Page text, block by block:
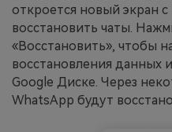
откроется новый экран
восстановить чаты.
«Восстановить», чтобы
восстановления данных
Google Диске. Через
WhatsApp будут